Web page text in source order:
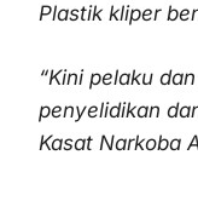
Plastik kliper
“Kini pelaku
penyelidikan
Kasat Narkoba